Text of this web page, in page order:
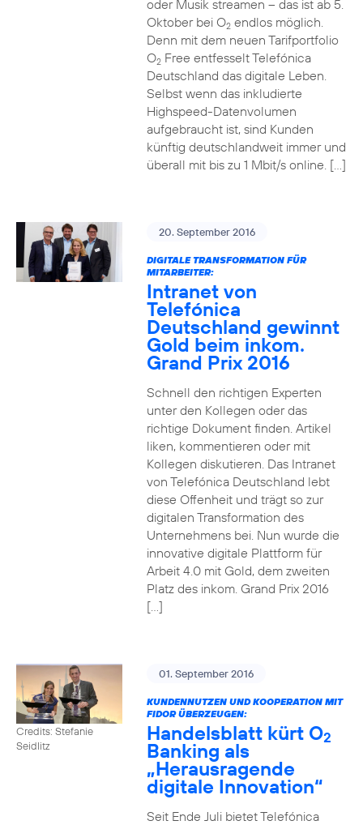
oder Musik streamen – das ist ab 5.
Oktober bei O2endlos möglich.
Denn mit dem neuen Tarifportfolio
O2Free entfesselt Telefónica
Deutschland das digitale Leben.
Selbst wenn das inkludierte
Highspeed-Datenvolumen
aufgebraucht ist, sind Kunden
künftig deutschlandweit immer und
überall mit bis zu 1 Mbit/s online. […]
20. September 2016
DIGITALE TRANSFORMATION FÜR
MITARBEITER:
Intranet von
Telefónica
Deutschland gewinnt
Gold beim inkom.
Grand Prix 2016
Schnell den richtigen Experten
unter den Kollegen oder das
richtige Dokument finden. Artikel
liken, kommentieren oder mit
Kollegen diskutieren. Das Intranet
von Telefónica Deutschland lebt
diese Offenheit und trägt so zur
digitalen Transformation des
Unternehmens bei. Nun wurde die
innovative digitale Plattform für
Arbeit 4.0 mit Gold, dem zweiten
Platz des inkom. Grand Prix 2016
[…]
Credits: Stefanie
Seidlitz
01. September 2016
KUNDENNUTZEN UND KOOPERATION MIT
FIDOR ÜBERZEUGEN:
Handelsblatt kürt O2
Banking als
„Herausragende
digitale Innovation“
Seit Ende Juli bietet Telefónica